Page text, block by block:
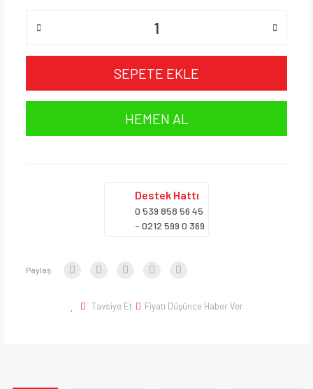
SEPETE EKLE
HEMEN AL
Destek Hattı
0 539 858 56 45
- 0212 599 0 369
Paylaş:
Tavsiye Et Fiyatı Düşünce Haber Ver